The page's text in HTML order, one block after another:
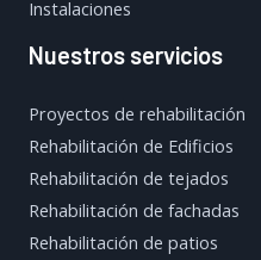
Instalaciones
Nuestros servicios
Proyectos de rehabilitación
Rehabilitación de Edificios
Rehabilitación de tejados
Rehabilitación de fachadas
Rehabilitación de patios